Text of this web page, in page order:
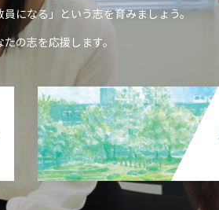
になる」という志を育みましょう。
の志を応援します。